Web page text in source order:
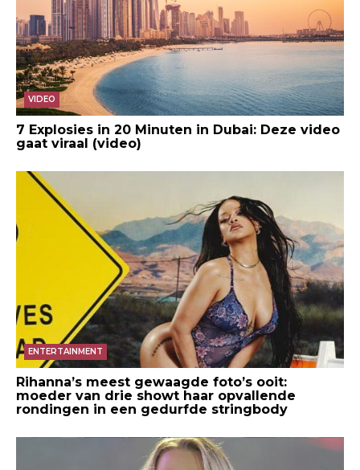
VIDEO
7 Explosies in 20 Minuten in Dubai: Deze video
gaat viraal (video)
ENTERTAINMENT
Rihanna’s meest gewaagde foto’s ooit:
moeder van drie showt haar opvallende
rondingen in een gedurfde stringbody